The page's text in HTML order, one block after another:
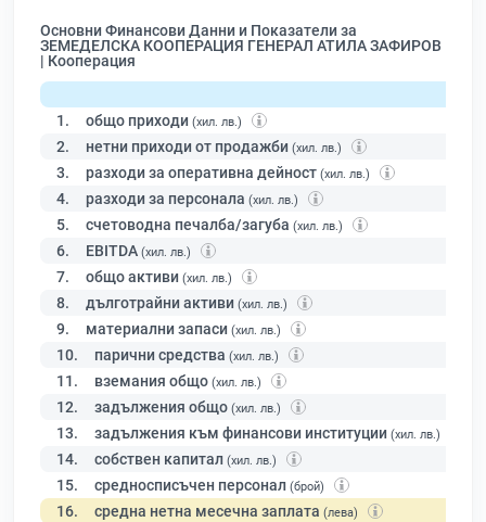
Основни Финансови Данни и Показатели за
ЗЕМЕДЕЛСКА КООПЕРАЦИЯ ГЕНЕРАЛ АТИЛА ЗАФИРОВ
| Кооперация
1. общо приходи (хил. лв.)
2. нетни приходи от продажби (хил. лв.)
3. разходи за оперативна дейност (хил. лв.)
4. разходи за персонала (хил. лв.)
5. счетоводна печалба/загуба (хил. лв.)
6. EBITDA (хил. лв.)
7. общо активи (хил. лв.)
8. дълготрайни активи (хил. лв.)
9. материални запаси (хил. лв.)
10. парични средства (хил. лв.)
11. вземания общо (хил. лв.)
12. задължения общо (хил. лв.)
13. задължения към финансови институции (хил. лв.)
14. собствен капитал (хил. лв.)
15. средносписъчен персонал (брой)
16. средна нетна месечна заплата (лева)